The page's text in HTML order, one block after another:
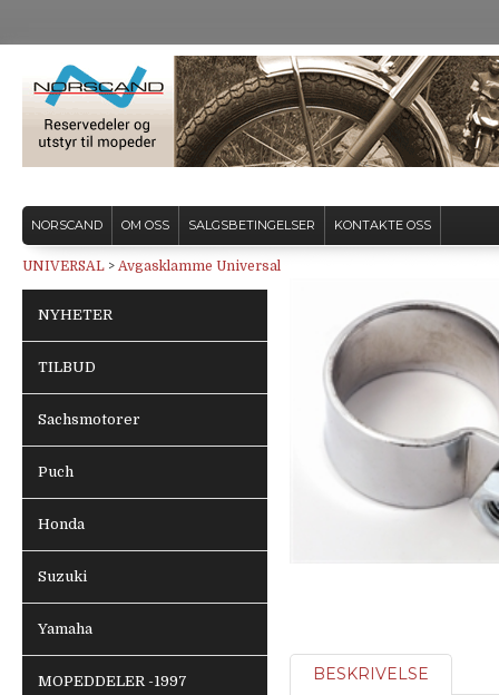
NORSCAND OM OSS SALGSBETINGELSER KONTAKTE OSS
UNIVERSAL > Avgasklamme Universal
NYHETER
TILBUD
Sachsmotorer
Puch
Honda
Suzuki
Yamaha
MOPEDDELER -1997 BESKRIVELSE